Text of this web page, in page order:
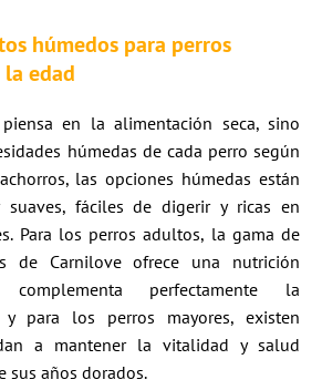
húmedos para perros
edad
en la alimentación seca, sino
húmedas de cada perro según
las opciones húmedas están
suaves, fáciles de digerir y ricas en
Para los perros adultos, la gama de
de Carnilove ofrece una nutrición
perfectamente la
y para los perros mayores, existen
a mantener la vitalidad y salud
sus años dorados.